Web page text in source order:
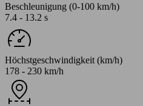
Beschleunigung (0-100 km/h)
7.4 - 13.2 s
Höchstgeschwindigkeit (km/h)
178 - 230 km/h